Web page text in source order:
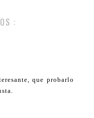
:
que probarlo